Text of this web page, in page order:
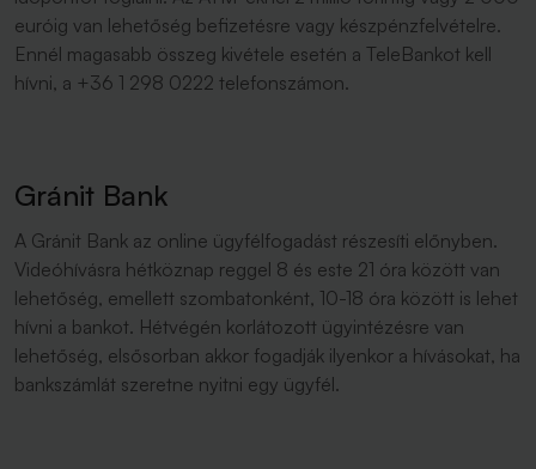
euróig van lehetőség befizetésre vagy készpénzfelvételre.
Ennél magasabb összeg kivétele esetén a TeleBankot kell
hívni, a +36 1 298 0222 telefonszámon.
Gránit Bank
A Gránit Bank az online ügyfélfogadást részesíti előnyben.
Videóhívásra hétköznap reggel 8 és este 21 óra között van
lehetőség, emellett szombatonként, 10-18 óra között is lehet
hívni a bankot. Hétvégén korlátozott ügyintézésre van
lehetőség, elsősorban akkor fogadják ilyenkor a hívásokat, ha
bankszámlát szeretne nyitni egy ügyfél.